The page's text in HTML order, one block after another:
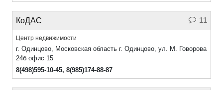
11
КоДАС
Центр недвижимости
г. Одинцово, Московская область г. Одинцово, ул. М. Говорова
24б офис 15
8(498)595-10-45, 8(985)174-88-87